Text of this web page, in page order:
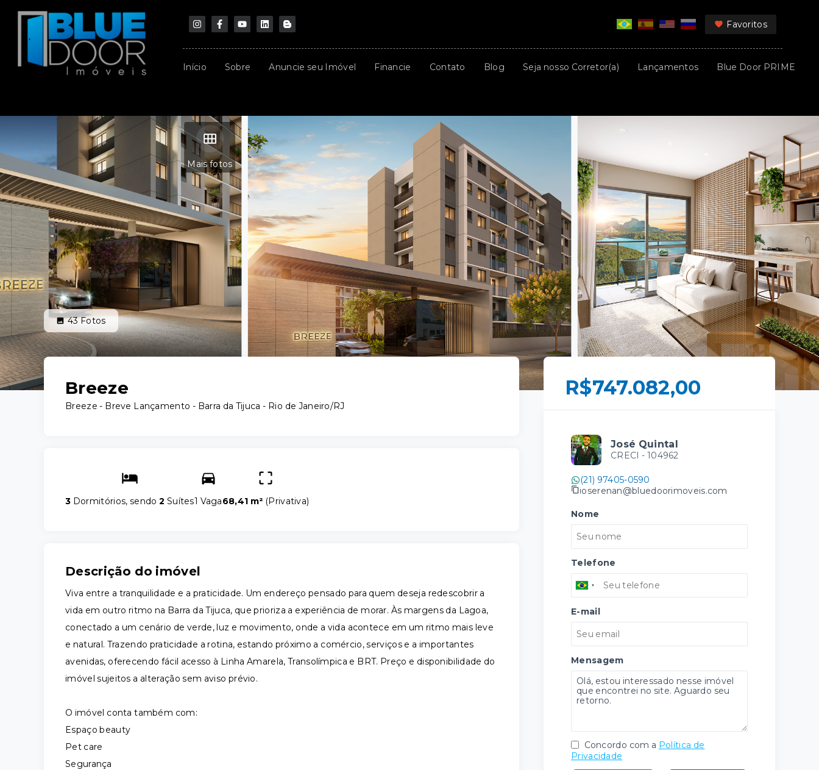
Favoritos
Início Sobre Anuncie seu Imóvel Financie Contato Blog Seja nosso Corretor(a) Lançamentos Blue Door PRIME
Mais fotos
43Fotos
Breeze
Breeze - Breve Lançamento - Barra da Tijuca - Rio de Janeiro/RJ
3 Dormitórios, sendo2 Suítes1 Vaga68,41 m² (Privativa)
Descrição do imóvel
Viva entre a tranquilidade e a praticidade. Um endereço pensado para quem deseja redescobrir a
vida em outro ritmo na Barra da Tijuca, que prioriza a experiência de morar. Às margens da Lagoa,
conectado a um cenário de verde, luz e movimento, onde a vida acontece em um ritmo mais leve
e natural. Trazendo praticidade a rotina, estando próximo a comércio, serviços e a importantes
avenidas, oferecendo fácil acesso à Linha Amarela, Transolímpica e BRT. Preço e disponibilidade do
imóvel sujeitos a alteração sem aviso prévio.
O imóvel conta também com:
Espaço beauty
Pet care
Segurança
R$747.082,00
José Quintal
CRECI - 104962
(21) 97405-0590
joserenan@bluedoorimoveis.com
Nome
Telefone
E-mail
Mensagem
Concordo com a Política de
Privacidade